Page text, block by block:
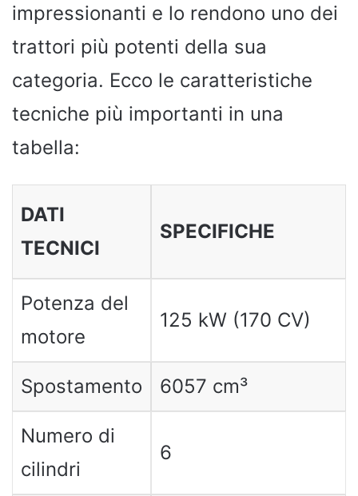
impressionanti e lo rendono uno dei
trattori più potenti della sua
categoria. Ecco le caratteristiche
tecniche più importanti in una
tabella:
DATI
TECNICI
SPECIFICHE
Potenza del
motore
125 kW (170 CV)
Spostamento 6057 cm³
Numero di
cilindri
6